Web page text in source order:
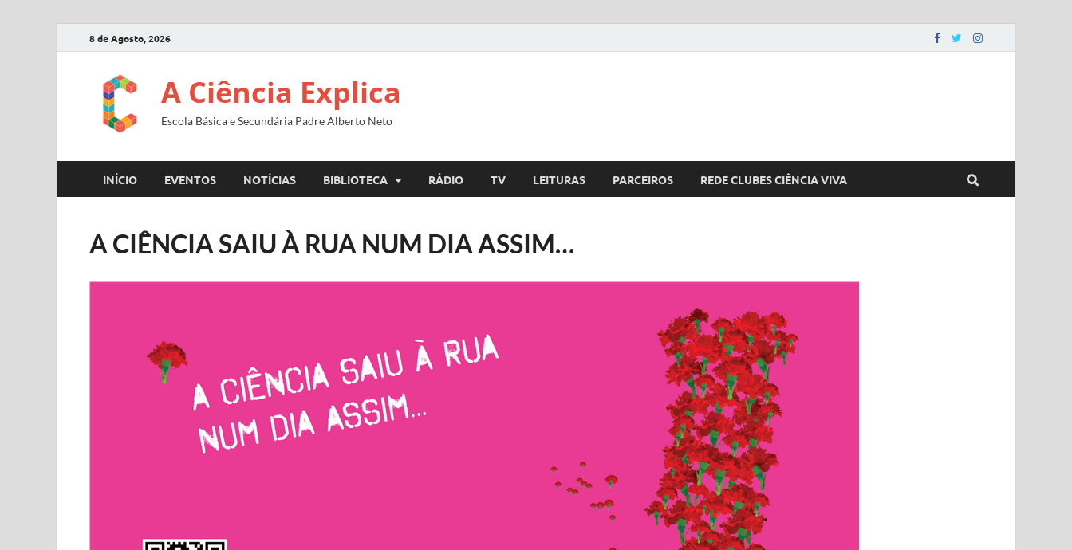
8 de Agosto, 2026
A Ciência Explica
Escola Básica e Secundária Padre Alberto Neto
INÍCIO EVENTOS NOTÍCIAS BIBLIOTECA RÁDIO TV LEITURAS PARCEIROS REDE CLUBES CIÊNCIA VIVA
A CIÊNCIA SAIU À RUA NUM DIA ASSIM…